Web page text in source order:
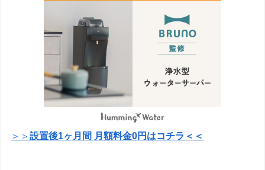
＞＞設置後1ヶ月間 月額料金0円はコチラ＜＜